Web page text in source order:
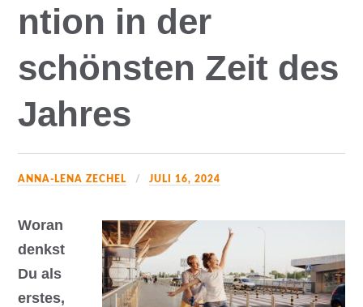
ntion in der
schönsten Zeit des
Jahres
ANNA-LENA ZECHEL JULI 16, 2024
Woran
denkst
Du als
erstes,